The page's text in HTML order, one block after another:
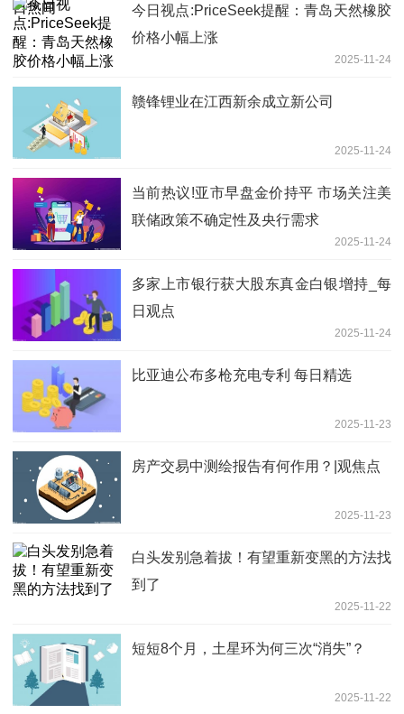
今日视点:PriceSeek提醒：青岛天然橡胶
价格小幅上涨
2025-11-24
赣锋锂业在江西新余成立新公司
2025-11-24
当前热议!亚市早盘金价持平 市场关注美
联储政策不确定性及央行需求
2025-11-24
多家上市银行获大股东真金白银增持_每
日观点
2025-11-24
比亚迪公布多枪充电专利 每日精选
2025-11-23
房产交易中测绘报告有何作用？|观焦点
2025-11-23
白头发别急着拔！有望重新变黑的方法找
到了
2025-11-22
短短8个月，土星环为何三次“消失”？
2025-11-22